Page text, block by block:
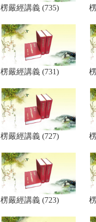
楞嚴經講義 (735)
楞嚴經講義 (731)
楞嚴經講義 (727)
楞嚴經講義 (723)